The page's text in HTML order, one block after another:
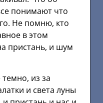
понимают что
Не помню, кто
в этом
пристань, и шум
из за
и света луны